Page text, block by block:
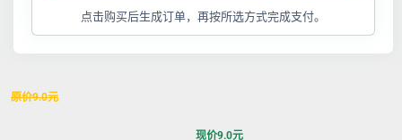
点击购买后生成订单，再按所选方式完成支付。
原价9.0元
现价9.0元